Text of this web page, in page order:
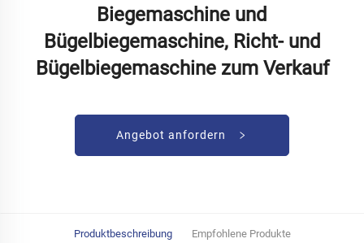
Biegemaschine und
Bügelbiegemaschine, Richt- und
Bügelbiegemaschine zum Verkauf
Angebot anfordern
Produktbeschreibung Empfohlene Produkte